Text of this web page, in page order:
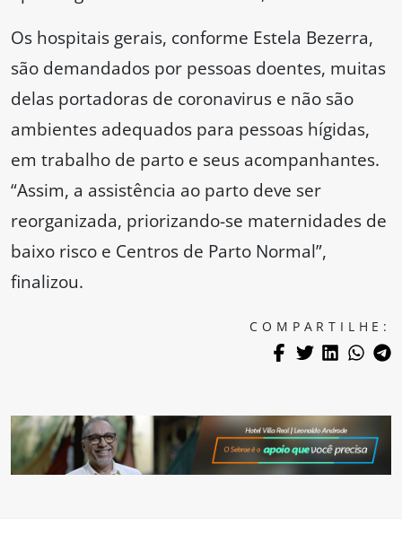
Os hospitais gerais, conforme Estela Bezerra,
são demandados por pessoas doentes, muitas
delas portadoras de coronavirus e não são
ambientes adequados para pessoas hígidas,
em trabalho de parto e seus acompanhantes.
“Assim, a assistência ao parto deve ser
reorganizada, priorizando-se maternidades de
baixo risco e Centros de Parto Normal”,
finalizou.
COMPARTILHE: